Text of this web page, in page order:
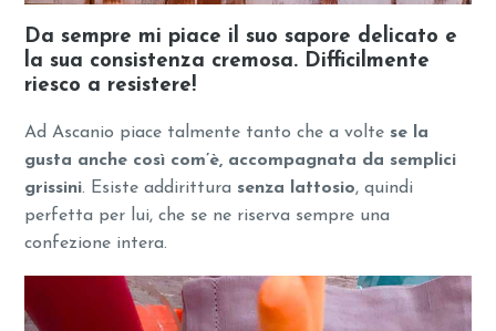
Da sempre mi piace il suo sapore delicato e
la sua consistenza cremosa. Difficilmente
riesco a resistere!
Ad Ascanio piace talmente tanto che a volte se la
gusta anche così com’è, accompagnata da semplici
grissini. Esiste addirittura senza lattosio, quindi
perfetta per lui, che se ne riserva sempre una
confezione intera.